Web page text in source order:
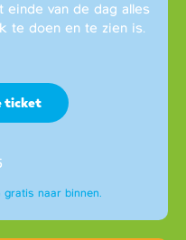
einde van de dag alles
te doen en te zien is.
ticket
gratis naar binnen.